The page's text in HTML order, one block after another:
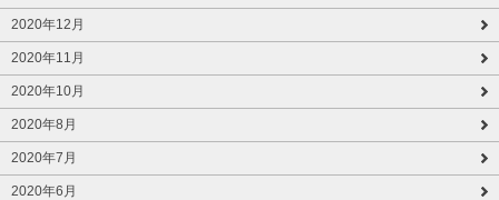
2020年12月
2020年11月
2020年10月
2020年8月
2020年7月
2020年6月